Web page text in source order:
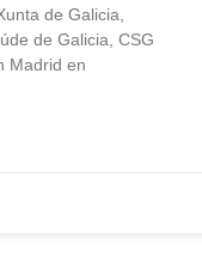
de Galicia,
de Galicia, CSG
Madrid en